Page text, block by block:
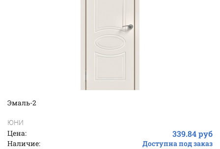
Эмаль-2
ЮНИ
Цена: 339.84 руб
Наличие: Доступна под заказ